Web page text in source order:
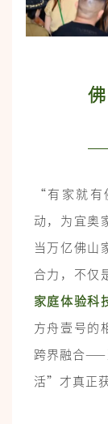
“有家就
动，为宜奥
当万亿佛山
合力，不仅
家庭体验科
方舟壹号的
跨界融合——
活”才真正